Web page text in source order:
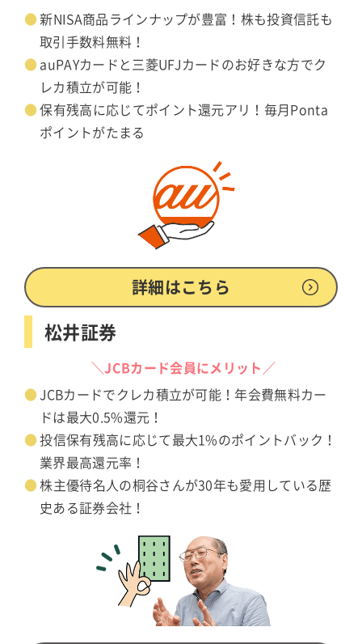
新NISA商品ラインナップが豊富！株も投資信託も
取引手数料無料！
auPAYカードと三菱UFJカードのお好きな方でク
レカ積立が可能！
保有残高に応じてポイント還元アリ！毎月Ponta
ポイントがたまる
詳細はこちら
松井証券
＼JCBカード会員にメリット／
JCBカードでクレカ積立が可能！年会費無料カー
ドは最大0.5%還元！
投信保有残高に応じて最大1%のポイントバック！
業界最高還元率！
株主優待名人の桐谷さんが30年も愛用している歴
史ある証券会社！